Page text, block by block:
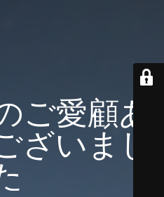
ご愛顧あ
ざいまし